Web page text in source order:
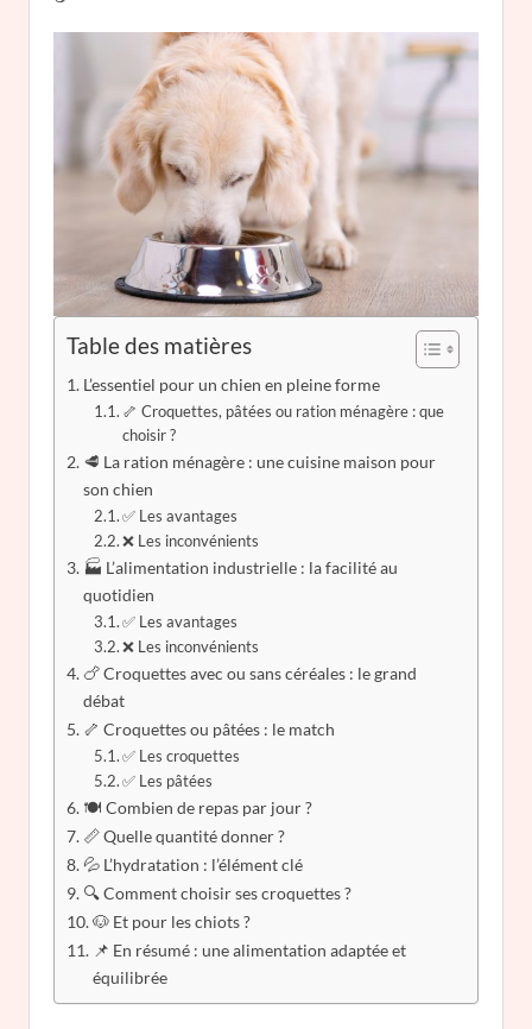
Table des matières
L’essentiel pour un chien en pleine forme
🦴 Croquettes, pâtées ou ration ménagère : que
choisir ?
🥩 La ration ménagère : une cuisine maison pour
son chien
✅ Les avantages
❌ Les inconvénients
🏭 L’alimentation industrielle : la facilité au
quotidien
✅ Les avantages
❌ Les inconvénients
🍗 Croquettes avec ou sans céréales : le grand
débat
🦴 Croquettes ou pâtées : le match
✅ Les croquettes
✅ Les pâtées
🍽️ Combien de repas par jour ?
📏 Quelle quantité donner ?
💦 L’hydratation : l’élément clé
🔍 Comment choisir ses croquettes ?
🐶 Et pour les chiots ?
📌 En résumé : une alimentation adaptée et
équilibrée